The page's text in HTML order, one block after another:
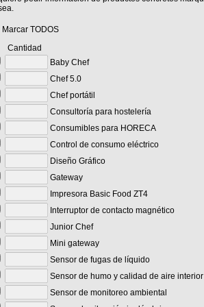
Marcar TODOS
Baby Chef
Chef 5.0
Chef portátil
Consultoría para hostelería
Consumibles para HORECA
Control de consumo eléctrico
Diseño Gráfico
Gateway
Impresora Basic Food ZT4
Interruptor de contacto magnético
Junior Chef
Mini gateway
Sensor de fugas de líquido
Sensor de humo y calidad de aire interior
Sensor de monitoreo ambiental